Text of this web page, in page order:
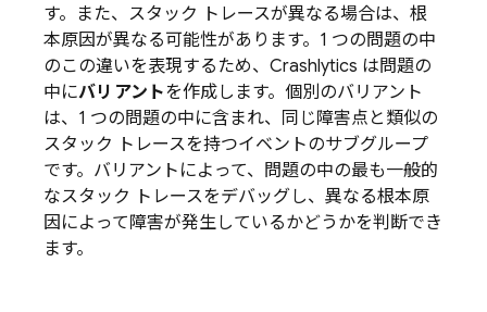
す。また、スタック トレースが異なる場合は、根
本原因が異なる可能性があります。1 つの問題の中
のこの違いを表現するため、 Crashlytics は問題の
中にバリアントを作成します。個別のバリアント
は、1 つの問題の中に含まれ、同じ障害点と 類似の
スタック トレースを持つイベントのサブグループ
です。バリアントによって、問題の中の最も一般的
なスタック トレースをデバッグし、異なる根本原
因によって障害が発生しているかどうかを判断でき
ます。